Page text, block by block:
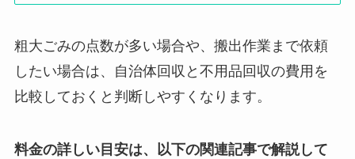
粗大ごみの点数が多い場合や、搬出作業まで依頼
したい場合は、自治体回収と不用品回収の費用を
比較しておくと判断しやすくなります。
料金の詳しい目安は、以下の関連記事で解説して